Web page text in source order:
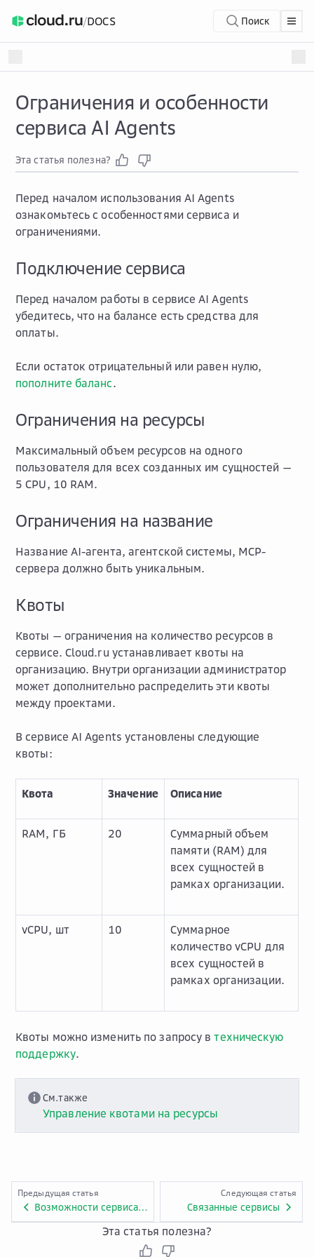
/DOCS Поиск
Ограничения и особенности
сервиса AI Agents
Эта статья полезна?
Перед началом использования AI Agents
ознакомьтесь с особенностями сервиса и
ограничениями.
Подключение сервиса
Перед началом работы в сервисе AI Agents
убедитесь, что на балансе есть средства для
оплаты.
Если остаток отрицательный или равен нулю,
пополните баланс.
Ограничения на ресурсы
Максимальный объем ресурсов на одного
пользователя для всех созданных им сущностей —
5 CPU, 10 RAM.
Ограничения на название
Название AI-агента, агентской системы, MCP-
сервера должно быть уникальным.
Квоты
Квоты — ограничения на количество ресурсов в
сервисе. Cloud.ru устанавливает квоты на
организацию. Внутри организации администратор
может дополнительно распределить эти квоты
между проектами.
В сервисе AI Agents установлены следующие
квоты:
Квота Значение Описание
RAM, ГБ 20
Суммарный объем
памяти (RAM) для
всех сущностей в
рамках организации.
vCPU, шт 10
Суммарное
количество vCPU для
всех сущностей в
рамках организации.
Квоты можно изменить по запросу втехническую
поддержку.
См.также
Управление квотами на ресурсы
Предыдущая статья
Возможности сервиса AI Agents
Следующая статья
Связанные сервисы
Эта статья полезна?